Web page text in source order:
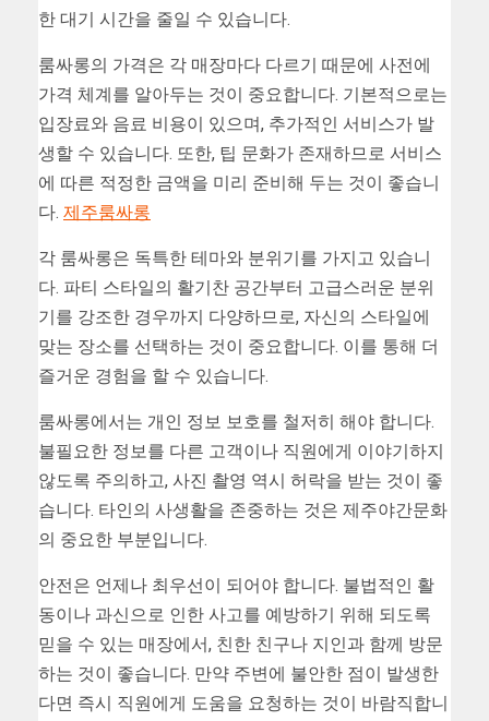
한 대기 시간을 줄일 수 있습니다.
룸싸롱의 가격은 각 매장마다 다르기 때문에 사전에
가격 체계를 알아두는 것이 중요합니다. 기본적으로는
입장료와 음료 비용이 있으며, 추가적인 서비스가 발
생할 수 있습니다. 또한, 팁 문화가 존재하므로 서비스
에 따른 적정한 금액을 미리 준비해 두는 것이 좋습니
다. 제주룸싸롱
각 룸싸롱은 독특한 테마와 분위기를 가지고 있습니
다. 파티 스타일의 활기찬 공간부터 고급스러운 분위
기를 강조한 경우까지 다양하므로, 자신의 스타일에
맞는 장소를 선택하는 것이 중요합니다. 이를 통해 더
즐거운 경험을 할 수 있습니다.
룸싸롱에서는 개인 정보 보호를 철저히 해야 합니다.
불필요한 정보를 다른 고객이나 직원에게 이야기하지
않도록 주의하고, 사진 촬영 역시 허락을 받는 것이 좋
습니다. 타인의 사생활을 존중하는 것은 제주야간문화
의 중요한 부분입니다.
안전은 언제나 최우선이 되어야 합니다. 불법적인 활
동이나 과신으로 인한 사고를 예방하기 위해 되도록
믿을 수 있는 매장에서, 친한 친구나 지인과 함께 방문
하는 것이 좋습니다. 만약 주변에 불안한 점이 발생한
다면 즉시 직원에게 도움을 요청하는 것이 바람직합니